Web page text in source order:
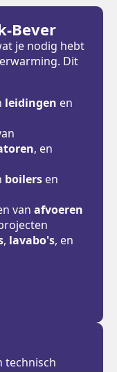
Bever
je nodig hebt
Dit
leidingen en
, en
boilers en
van afvoeren
, lavabo's, en
technisch